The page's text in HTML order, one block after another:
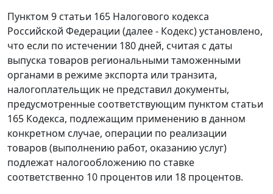
Пунктом 9 статьи 165 Налогового кодекса
Российской Федерации (далее - Кодекс) установлено,
что если по истечении 180 дней, считая с даты
выпуска товаров региональными таможенными
органами в режиме экспорта или транзита,
налогоплательщик не представил документы,
предусмотренные соответствующим пунктом статьи
165 Кодекса, подлежащим применению в данном
конкретном случае, операции по реализации
товаров (выполнению работ, оказанию услуг)
подлежат налогообложению по ставке
соответственно 10 процентов или 18 процентов.